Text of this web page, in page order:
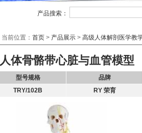
产品搜索：
当前位置： 首页 > 产品展示 > 高级人体解剖医学教
人体骨骼带心脏与血管模型
型号规格 品牌
TRY/102B
RY 荣育